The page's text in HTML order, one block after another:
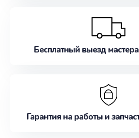
Бесплатный выезд
Гарантия на работы и